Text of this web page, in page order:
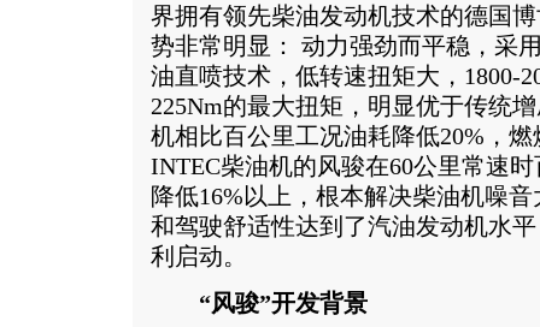
界拥有领先柴油发动机技术的德国
势非常明显： 动力强劲而平稳，采
油直喷技术，低转速扭矩大，1800-
225Nm的最大扭矩，明显优于传统
机相比百公里工况油耗降低20%，
INTEC柴油机的风骏在60公里常速
降低16%以上，根本解决柴油机噪
和驾驶舒适性达到了汽油发动机水
利启动。
“风骏”开发背景